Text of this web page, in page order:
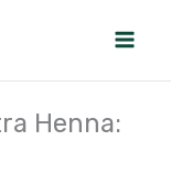
Henna: